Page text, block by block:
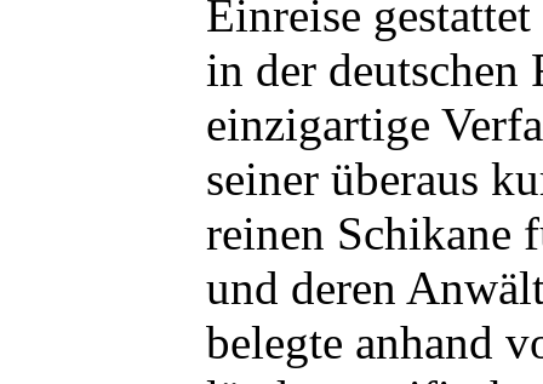
Einreise
in der
einzigartige
seiner überaus
reinen Schikane
und deren
belegte anhand